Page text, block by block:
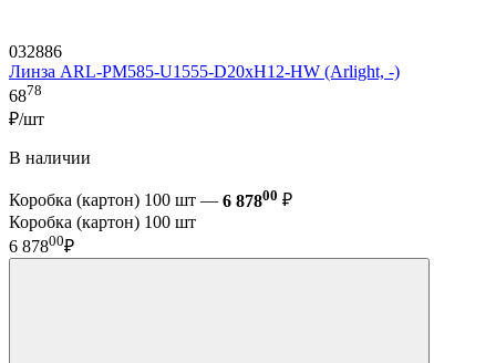
032886
Линза ARL-PM585-U1555-D20xH12-HW (Arlight, -)
6878
₽/шт
В наличии
Коробка (картон) 100 шт — 6 87800 ₽
Коробка (картон) 100 шт
6 87800₽